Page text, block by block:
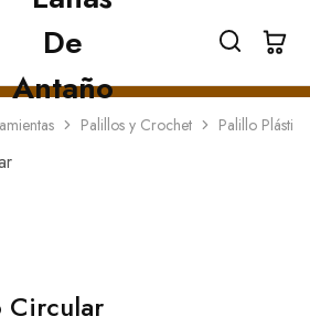
Palillos y Crochet Palillo
Circular